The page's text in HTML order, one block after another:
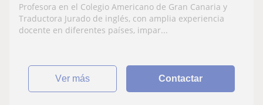
Profesora en el Colegio Americano de Gran Canaria y
Traductora Jurado de inglés, con amplia experiencia
docente en diferentes países, impar...
ver más Contactar